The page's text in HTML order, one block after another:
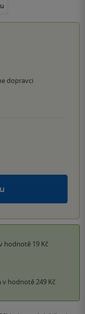
dopravci
hodnotě 19 Kč
v hodnotě 249 Kč